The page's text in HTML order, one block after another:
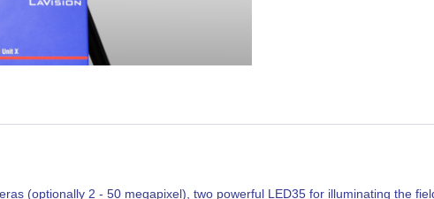
(optionally 2 - 50 megapixel), two powerful LED35 for illuminating the